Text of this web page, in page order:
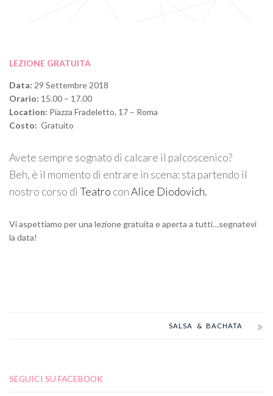
LEZIONE GRATUITA
Data: 29 Settembre 2018
Orario: 15.00 – 17.00
Location: Piazza Fradeletto, 17 – Roma
Costo: Gratuito
Avete sempre sognato di calcare il palcoscenico?
Beh, è il momento di entrare in scena: sta partendo il
nostro corso di Teatro conAlice Diodovich.
Vi aspettiamo per una lezione gratuita e aperta a tutti…segnatevi
la data!
SALSA & BACHATA
SEGUICI SU FACEBOOK